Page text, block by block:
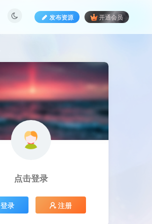
发布资源 开通会员
点击登录
登录 注册